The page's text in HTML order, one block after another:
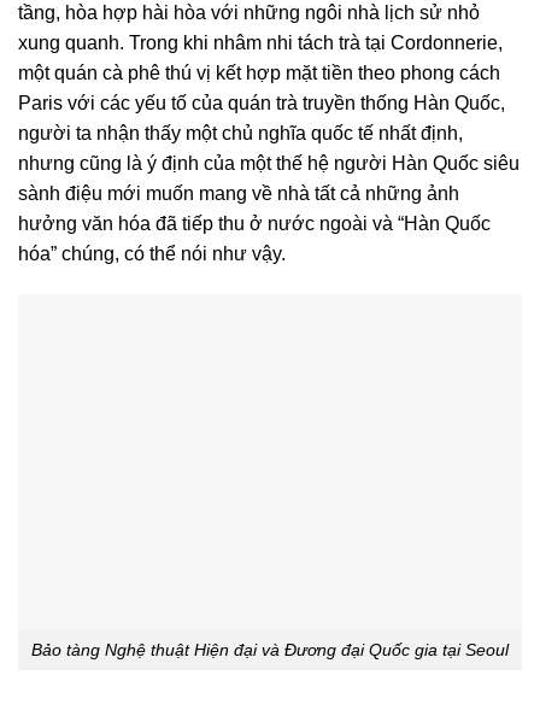
tầng, hòa hợp hài hòa với những ngôi nhà lịch sử nhỏ
xung quanh. Trong khi nhâm nhi tách trà tại Cordonnerie,
một quán cà phê thú vị kết hợp mặt tiền theo phong cách
Paris với các yếu tố của quán trà truyền thống Hàn Quốc,
người ta nhận thấy một chủ nghĩa quốc tế nhất định,
nhưng cũng là ý định của một thế hệ người Hàn Quốc siêu
sành điệu mới muốn mang về nhà tất cả những ảnh
hưởng văn hóa đã tiếp thu ở nước ngoài và “Hàn Quốc
hóa” chúng, có thể nói như vậy.
Bảo tàng Nghệ thuật Hiện đại và Đương đại Quốc gia tại Seoul